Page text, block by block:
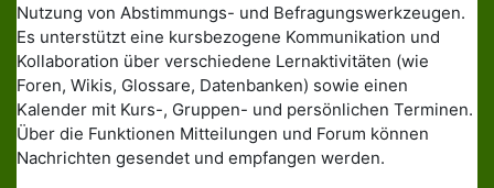
Nutzung von Abstimmungs- und Befragungswerkzeugen.
Es unterstützt eine kursbezogene Kommunikation und
Kollaboration über verschiedene Lernaktivitäten (wie
Foren, Wikis, Glossare, Datenbanken) sowie einen
Kalender mit Kurs-, Gruppen- und persönlichen Terminen.
Über die Funktionen Mitteilungen und Forum können
Nachrichten gesendet und empfangen werden.